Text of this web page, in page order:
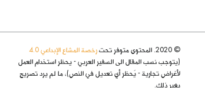
© 2020. المحتوى متوفر تحت
رخصة المشاع الإبداعي 4.0
(يتوجب نسب المقال الى السفير العربي - يحظر استخدام العمل
لأغراض تجارية - يُحظر أي تعديل في النص)، ما لم يرد تصريح
بغير ذلك.